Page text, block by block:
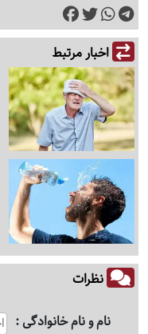
اخبار مرتبط
نظرات
نام و نام خانوادگی